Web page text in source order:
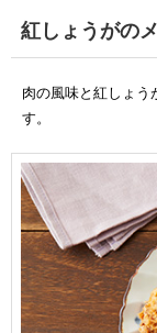
紅しょうがの
肉の風味と紅しょう
す。